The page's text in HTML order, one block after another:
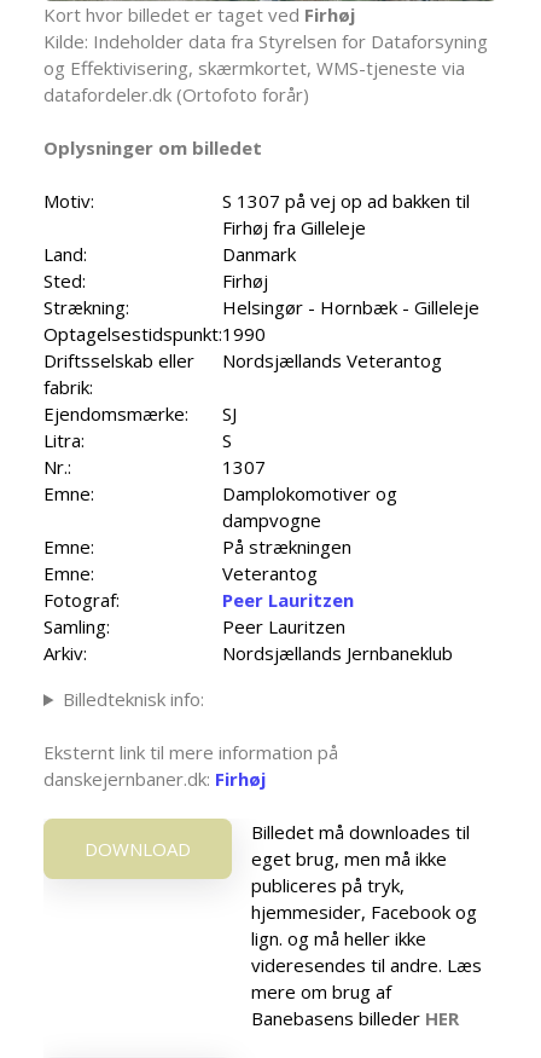
Kort hvor billedet er taget ved Firhøj
Kilde: Indeholder data fra Styrelsen for Dataforsyning
og Effektivisering, skærmkortet, WMS-tjeneste via
datafordeler.dk (Ortofoto forår)
Oplysninger om billedet
Motiv:
S 1307 på vej op ad bakken til
Firhøj fra Gilleleje
Land:
Danmark
Sted:
Firhøj
Strækning:
Helsingør - Hornbæk - Gilleleje
Optagelsestidspunkt:1990
Driftsselskab eller
fabrik:
Nordsjællands Veterantog
Ejendomsmærke:
SJ
Litra:
S
Nr.:
1307
Emne:
Damplokomotiver og
dampvogne
Emne:
På strækningen
Emne:
Veterantog
Fotograf:
Peer Lauritzen
Samling:
Peer Lauritzen
Arkiv:
Nordsjællands Jernbaneklub
Billedteknisk info:
Eksternt link til mere information på
danskejernbaner.dk: Firhøj
DOWNLOAD
Billedet må downloades til
eget brug, men må ikke
publiceres på tryk,
hjemmesider, Facebook og
lign. og må heller ikke
videresendes til andre. Læs
mere om brug af
Banebasens billeder HER